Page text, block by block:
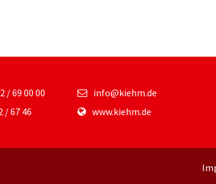
/ 69 00 00
/ 67 46
info@kiehm.de
www.kiehm.de